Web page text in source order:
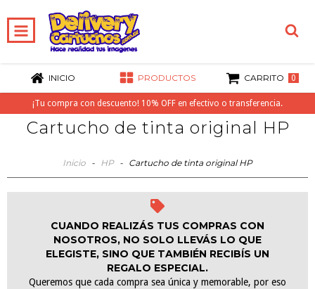
INICIO PRODUCTOS CARRITO 0
¡Tu compra con descuento! 10% OFF en efectivo o transferencia.
Cartucho de tinta original HP
Inicio - HP - Cartucho de tinta original HP
CUANDO REALIZÁS TUS COMPRAS CON
NOSOTROS, NO SOLO LLEVÁS LO QUE
ELEGISTE, SINO QUE TAMBIÉN RECIBÍS UN
REGALO ESPECIAL.
Queremos que cada compra sea única y memorable, por eso